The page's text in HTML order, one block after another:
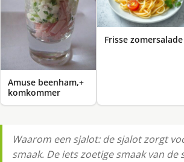
Amuse beenham,+
komkommer
Frisse zomersalade
Waarom een sjalot: de sjalot zorgt
smaak. De iets zoetige smaak van